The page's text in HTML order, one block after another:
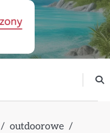
outdoorowe